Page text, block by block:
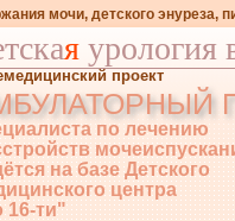
мочи, детского энуреза,
я урология
проект
по лечению
на базе Детского
центра
16-ти"